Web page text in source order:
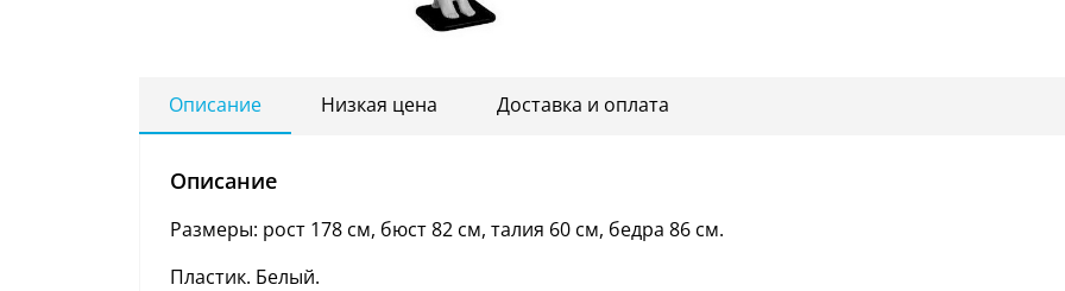
Описание Низкая цена Доставка и оплата
Описание
Размеры: рост 178 см, бюст 82 см, талия 60 см, бедра 86 см.
Пластик. Белый.